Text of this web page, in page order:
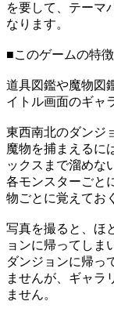
を要して、テーマ
なります。
■このゲームの特
道具図鑑や魔物図
イトル画面のギャ
東西南北のダンジ
魔物を捕まえるに
ックスまで溜めな
各モンスターごと
物ごとに覚えてお
写真を撮ると、ほ
ョンに帰ってしま
ダンジョンに帰っ
ませんが、ギャラ
ません。